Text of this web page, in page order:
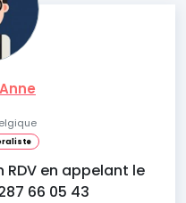
Anne
en appelant le
66 05 43